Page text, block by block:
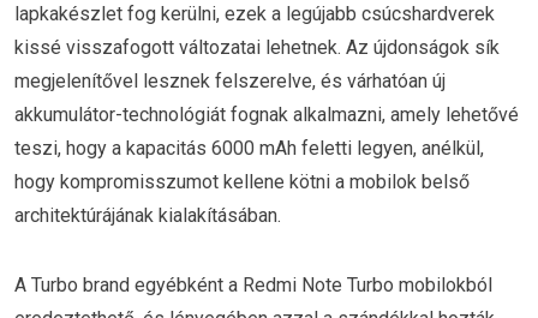
lapkakészlet fog kerülni, ezek a legújabb csúcshardverek
kissé visszafogott változatai lehetnek. Az újdonságok sík
megjelenítővel lesznek felszerelve, és várhatóan új
akkumulátor-technológiát fognak alkalmazni, amely lehetővé
teszi, hogy a kapacitás 6000 mAh feletti legyen, anélkül,
hogy kompromisszumot kellene kötni a mobilok belső
architektúrájának kialakításában.
A Turbo brand egyébként a Redmi Note Turbo mobilokból